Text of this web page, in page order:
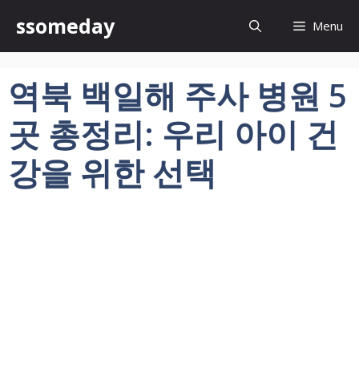
츠
건
뛰
기
ssomeday Menu
역북 백일해 주사 병원 5
곳 총정리: 우리 아이 건
강을 위한 선택